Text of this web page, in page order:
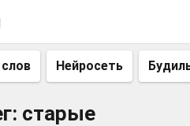
Нейросеть
старые